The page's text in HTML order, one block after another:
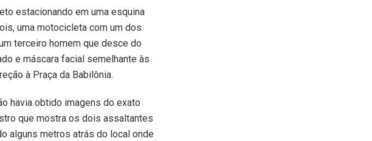
estacionando em uma esquina
uma motocicleta com um dos
terceiro homem que desce do
e máscara facial semelhante às
à Praça da Babilônia.
havia obtido imagens do exato
que mostra os dois assaltantes
alguns metros atrás do local onde